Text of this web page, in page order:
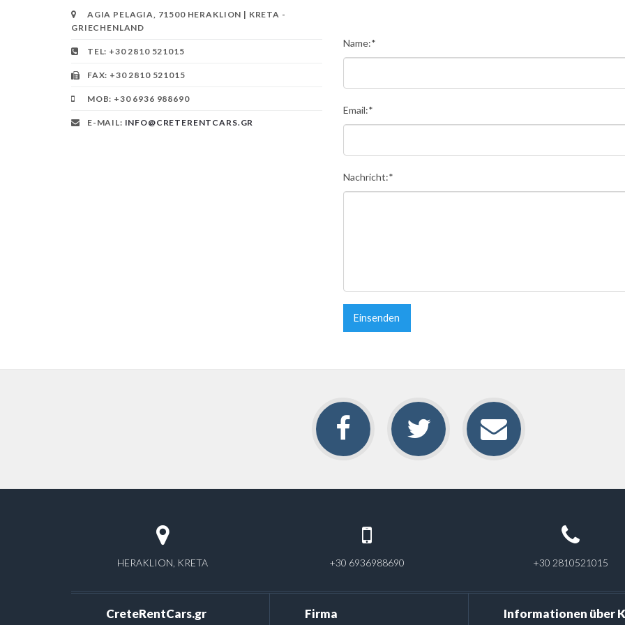
AGIA PELAGIA, 71500 HERAKLION | KRETA -
GRIECHENLAND
TEL: +30 2810 521015
FAX: +30 2810 521015
MOB: +30 6936 988690
E-MAIL: INFO@CRETERENTCARS.GR
Name:*
Email:*
Nachricht:*
HERAKLION, KRETA +30 6936988690 +30 2810521015
CreteRentCars.gr Firma Informationen über